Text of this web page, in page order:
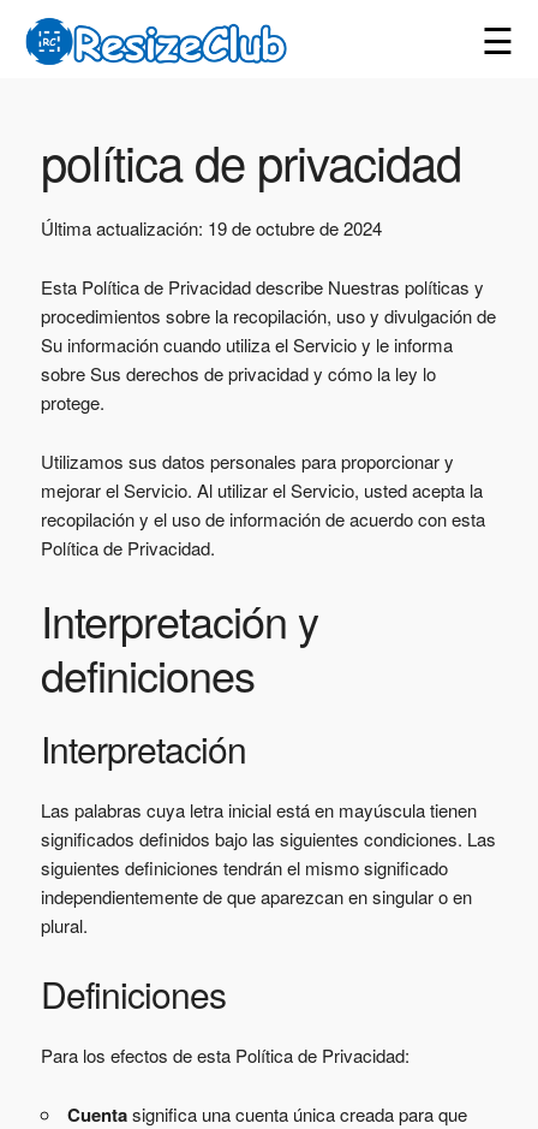
☰
política de privacidad
Última actualización: 19 de octubre de 2024
Esta Política de Privacidad describe Nuestras políticas y
procedimientos sobre la recopilación, uso y divulgación de
Su información cuando utiliza el Servicio y le informa
sobre Sus derechos de privacidad y cómo la ley lo
protege.
Utilizamos sus datos personales para proporcionar y
mejorar el Servicio. Al utilizar el Servicio, usted acepta la
recopilación y el uso de información de acuerdo con esta
Política de Privacidad.
Interpretación y
definiciones
Interpretación
Las palabras cuya letra inicial está en mayúscula tienen
significados definidos bajo las siguientes condiciones. Las
siguientes definiciones tendrán el mismo significado
independientemente de que aparezcan en singular o en
plural.
Definiciones
Para los efectos de esta Política de Privacidad:
Cuentasignifica una cuenta única creada para que